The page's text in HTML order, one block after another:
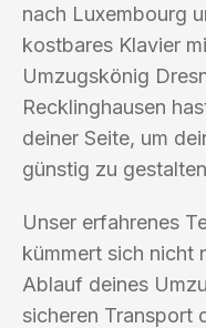
nach Luxembourg
kostbares Klavier
Umzugskönig
Recklinghausen
deiner Seite, um
günstig zu
Unser erfahrenes
kümmert sich nicht
Ablauf deines
sicheren Transport